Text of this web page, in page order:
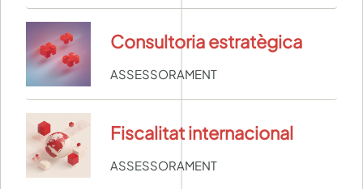
Consultoria estratègica
ASSESSORAMENT
Fiscalitat internacional
ASSESSORAMENT